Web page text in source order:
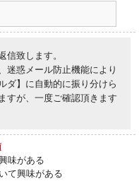
致します。
迷惑メール防止機能により
ダ】に自動的に振り分けら
すが、一度ご確認頂きます
味がある
て興味がある